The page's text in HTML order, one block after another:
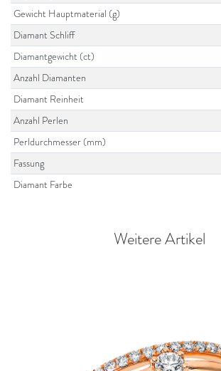
Gewicht Hauptmaterial (g)
Diamant Schliff
Diamantgewicht (ct)
Anzahl Diamanten
Diamant Reinheit
Anzahl Perlen
Perldurchmesser (mm)
Fassung
Diamant Farbe
Weitere Artikel